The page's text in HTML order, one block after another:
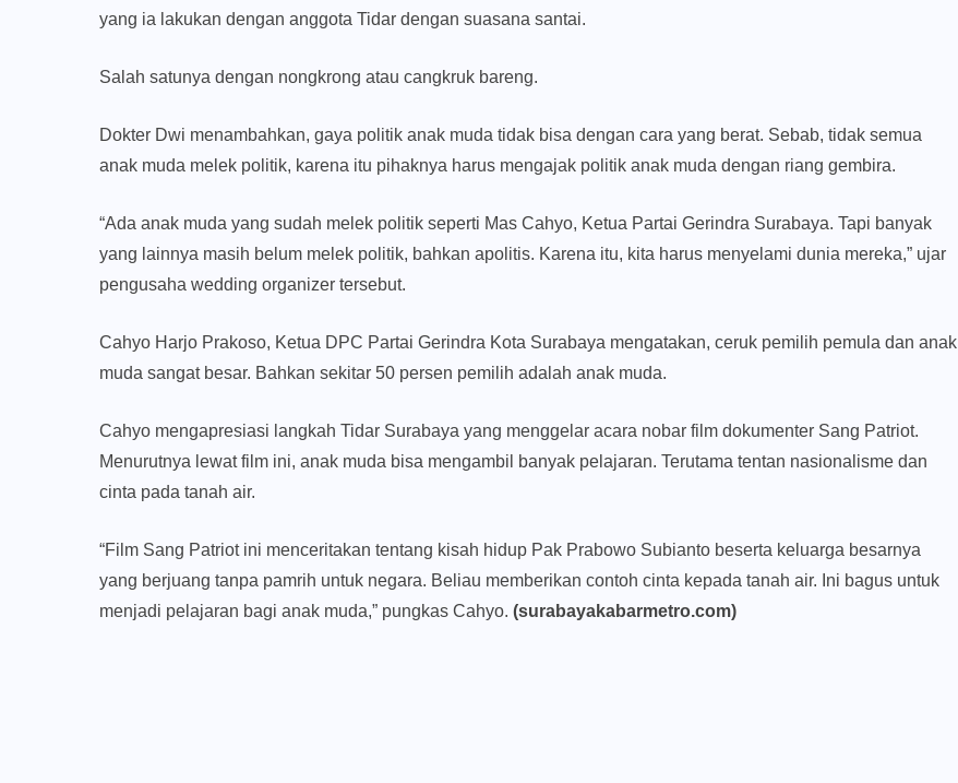
yang ia lakukan dengan anggota Tidar dengan suasana santai.
Salah satunya dengan nongkrong atau cangkruk bareng.
Dokter Dwi menambahkan, gaya politik anak muda tidak bisa dengan cara yang berat. Sebab, tidak semua
anak muda melek politik, karena itu pihaknya harus mengajak politik anak muda dengan riang gembira.
“Ada anak muda yang sudah melek politik seperti Mas Cahyo, Ketua Partai Gerindra Surabaya. Tapi banyak
yang lainnya masih belum melek politik, bahkan apolitis. Karena itu, kita harus menyelami dunia mereka,” ujar
pengusaha wedding organizer tersebut.
Cahyo Harjo Prakoso, Ketua DPC Partai Gerindra Kota Surabaya mengatakan, ceruk pemilih pemula dan anak
muda sangat besar. Bahkan sekitar 50 persen pemilih adalah anak muda.
Cahyo mengapresiasi langkah Tidar Surabaya yang menggelar acara nobar film dokumenter Sang Patriot.
Menurutnya lewat film ini, anak muda bisa mengambil banyak pelajaran. Terutama tentan nasionalisme dan
cinta pada tanah air.
“Film Sang Patriot ini menceritakan tentang kisah hidup Pak Prabowo Subianto beserta keluarga besarnya
yang berjuang tanpa pamrih untuk negara. Beliau memberikan contoh cinta kepada tanah air. Ini bagus untuk
menjadi pelajaran bagi anak muda,” pungkas Cahyo. (surabayakabarmetro.com)